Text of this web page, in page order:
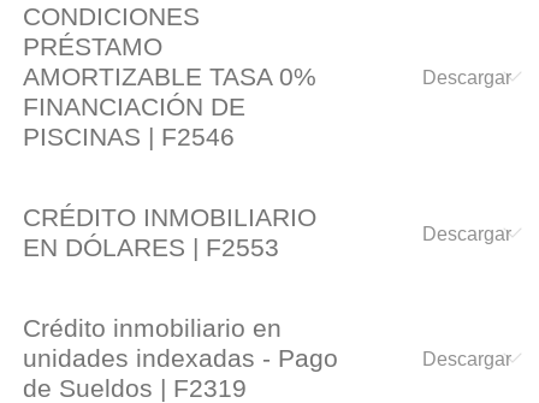
CONDICIONES
PRÉSTAMO
AMORTIZABLE TASA 0%
FINANCIACIÓN DE
PISCINAS | F2546
CRÉDITO INMOBILIARIO
EN DÓLARES | F2553
Crédito inmobiliario en
unidades indexadas - Pago
de Sueldos | F2319